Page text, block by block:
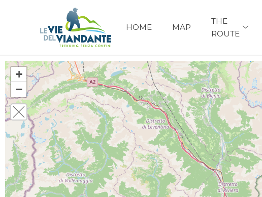
HOME MAP
THE
ROUTE
+
−